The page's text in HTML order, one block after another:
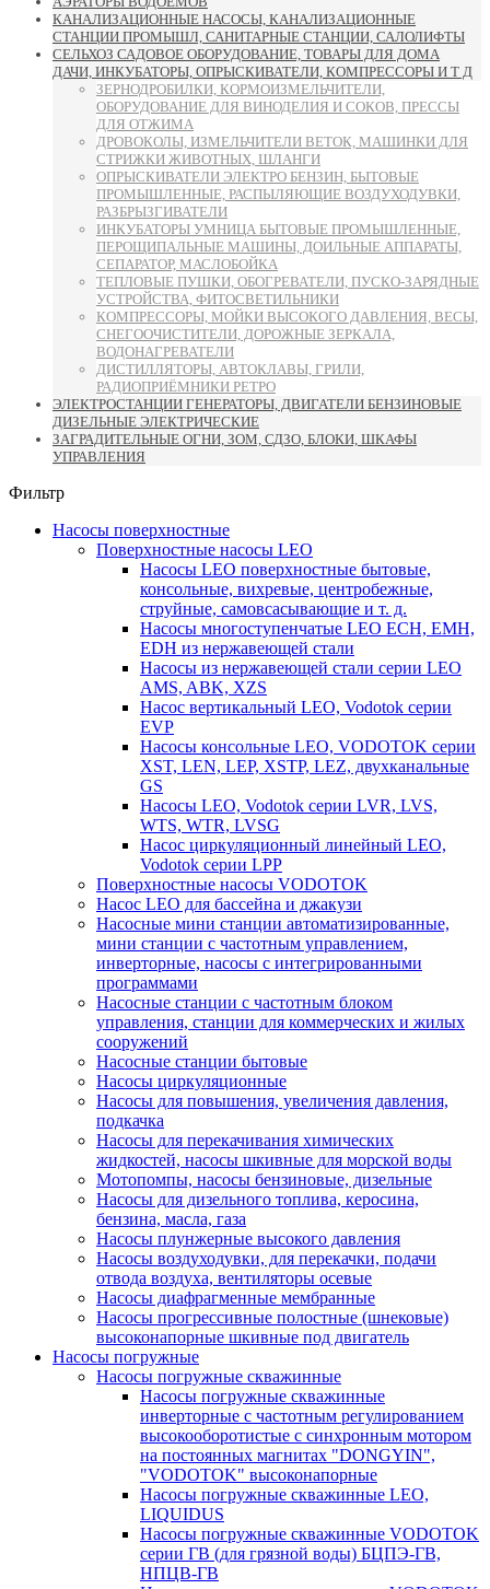
КАНАЛИЗАЦИОННЫЕ НАСОСЫ, КАНАЛИЗАЦИОННЫЕ
СТАНЦИИ ПРОМЫШЛ, САНИТАРНЫЕ СТАНЦИИ, САЛОЛИФТЫ
СЕЛЬХОЗ САДОВОЕ ОБОРУДОВАНИЕ, ТОВАРЫ ДЛЯ ДОМА
ДАЧИ, ИНКУБАТОРЫ, ОПРЫСКИВАТЕЛИ, КОМПРЕССОРЫ И Т Д
ЗЕРНОДРОБИЛКИ, КОРМОИЗМЕЛЬЧИТЕЛИ,
ОБОРУДОВАНИЕ ДЛЯ ВИНОДЕЛИЯ И СОКОВ, ПРЕССЫ
ДЛЯ ОТЖИМА
ДРОВОКОЛЫ, ИЗМЕЛЬЧИТЕЛИ ВЕТОК, МАШИНКИ ДЛЯ
СТРИЖКИ ЖИВОТНЫХ, ШЛАНГИ
ОПРЫСКИВАТЕЛИ ЭЛЕКТРО БЕНЗИН, БЫТОВЫЕ
ПРОМЫШЛЕННЫЕ, РАСПЫЛЯЮЩИЕ ВОЗДУХОДУВКИ,
РАЗБРЫЗГИВАТЕЛИ
ИНКУБАТОРЫ УМНИЦА БЫТОВЫЕ ПРОМЫШЛЕННЫЕ,
ПЕРОЩИПАЛЬНЫЕ МАШИНЫ, ДОИЛЬНЫЕ АППАРАТЫ,
СЕПАРАТОР, МАСЛОБОЙКА
ТЕПЛОВЫЕ ПУШКИ, ОБОГРЕВАТЕЛИ, ПУСКО-ЗАРЯДНЫЕ
УСТРОЙСТВА, ФИТОСВЕТИЛЬНИКИ
КОМПРЕССОРЫ, МОЙКИ ВЫСОКОГО ДАВЛЕНИЯ, ВЕСЫ,
СНЕГООЧИСТИТЕЛИ, ДОРОЖНЫЕ ЗЕРКАЛА,
ВОДОНАГРЕВАТЕЛИ
ДИСТИЛЛЯТОРЫ, АВТОКЛАВЫ, ГРИЛИ,
РАДИОПРИЁМНИКИ РЕТРО
ЭЛЕКТРОСТАНЦИИ ГЕНЕРАТОРЫ, ДВИГАТЕЛИ БЕНЗИНОВЫЕ
ДИЗЕЛЬНЫЕ ЭЛЕКТРИЧЕСКИЕ
ЗАГРАДИТЕЛЬНЫЕ ОГНИ, ЗОМ, СДЗО, БЛОКИ, ШКАФЫ
УПРАВЛЕНИЯ
Фильтр
Насосы поверхностные
Поверхностные насосы LEO
Насосы LEO поверхностные бытовые,
консольные, вихревые, центробежные,
струйные, самовсасывающие и т. д.
Насосы многоступенчатые LEO ECH, EMH,
EDH из нержавеющей стали
Насосы из нержавеющей стали серии LEO
AMS, ABK, XZS
Насос вертикальный LEO, Vodotok серии
EVP
Насосы консольные LEO, VODOTOK серии
XST, LEN, LEP, XSTP, LEZ, двухканальные
GS
Насосы LEO, Vodotok серии LVR, LVS,
WTS, WTR, LVSG
Насос циркуляционный линейный LEO,
Vodotok серии LPP
Поверхностные насосы VODOTOK
Насос LEO для бассейна и джакузи
Насосные мини станции автоматизированные,
мини станции с частотным управлением,
инверторные, насосы с интегрированными
программами
Насосные станции с частотным блоком
управления, станции для коммерческих и жилых
сооружений
Насосные станции бытовые
Насосы циркуляционные
Насосы для повышения, увеличения давления,
подкачка
Насосы для перекачивания химических
жидкостей, насосы шкивные для морской воды
Мотопомпы, насосы бензиновые, дизельные
Насосы для дизельного топлива, керосина,
бензина, масла, газа
Насосы плунжерные высокого давления
Насосы воздуходувки, для перекачки, подачи
отвода воздуха, вентиляторы осевые
Насосы диафрагменные мембранные
Насосы прогрессивные полостные (шнековые)
высоконапорные шкивные под двигатель
Насосы погружные
Насосы погружные скважинные
Насосы погружные скважинные
инверторные с частотным регулированием
высокооборотистые с синхронным мотором
на постоянных магнитах "DONGYIN",
"VODOTOK" высоконапорные
Насосы погружные скважинные LEO,
LIQUIDUS
Насосы погружные скважинные VODOTOK
серии ГВ (для грязной воды) БЦПЭ-ГВ,
НПЦВ-ГВ